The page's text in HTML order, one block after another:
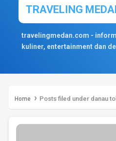
TRAVELING
travelingmedan.com -
kuliner, entertainment dan
Home › Posts filed under danau